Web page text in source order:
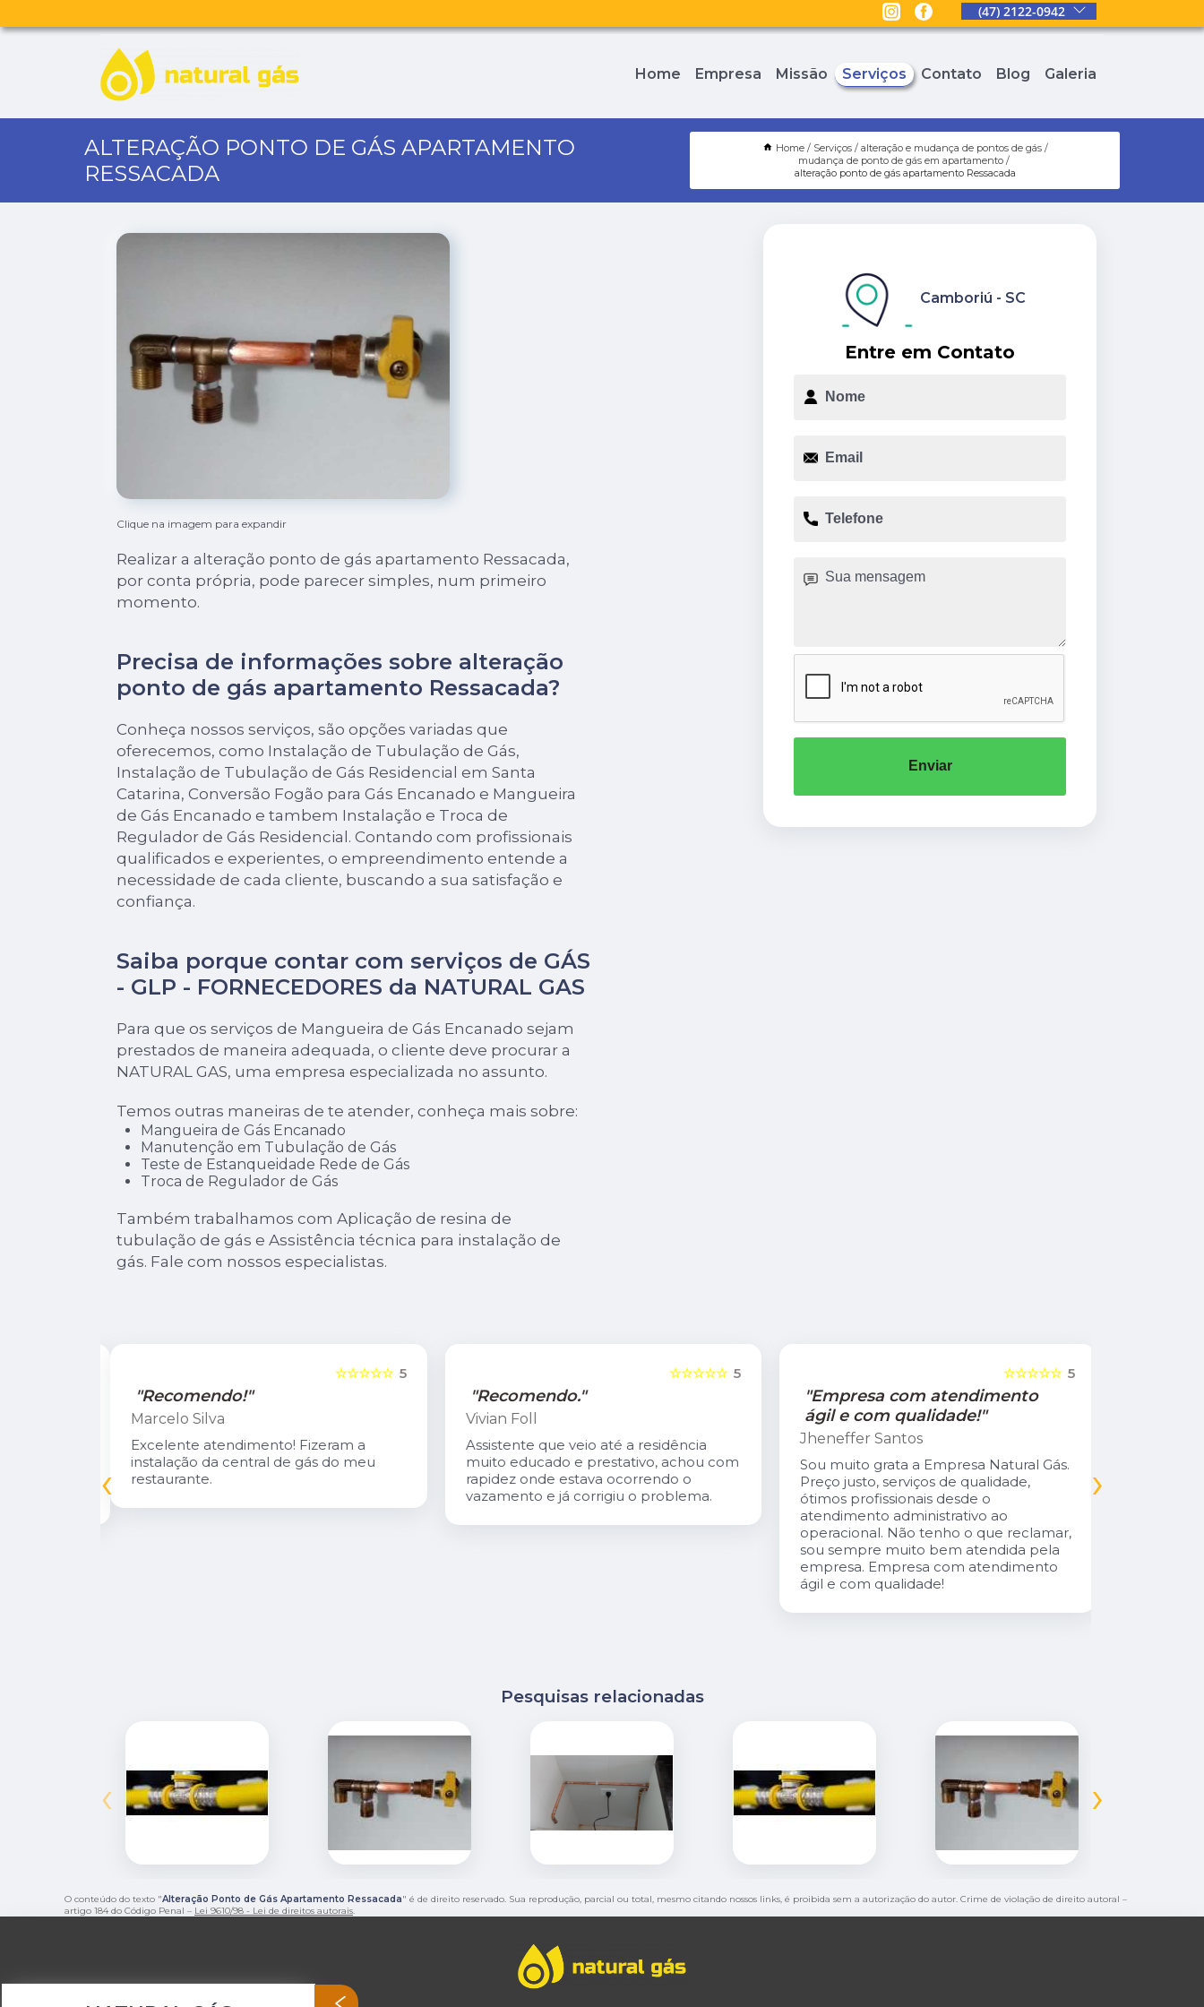
(47) 2122-0942
Home Empresa Missão Serviços Contato Blog Galeria
ALTERAÇÃO PONTO DE GÁS APARTAMENTO
RESSACADA
Home Serviços
alteração e mudança de pontos de gás
mudança de ponto de gás em apartamento
alteração ponto de gás apartamento Ressacada
Clique na imagem para expandir
Realizar a alteração ponto de gás apartamento Ressacada,
por conta própria, pode parecer simples, num primeiro
momento.
Precisa de informações sobre alteração
ponto de gás apartamento Ressacada?
Conheça nossos serviços, são opções variadas que
oferecemos, como Instalação de Tubulação de Gás,
Instalação de Tubulação de Gás Residencial em Santa
Catarina, Conversão Fogão para Gás Encanado e Mangueira
de Gás Encanado e tambem Instalação e Troca de
Regulador de Gás Residencial. Contando com profissionais
qualificados e experientes, o empreendimento entende a
necessidade de cada cliente, buscando a sua satisfação e
confiança.
Saiba porque contar com serviços de GÁS
- GLP - FORNECEDORES da NATURAL GAS
Para que os serviços de Mangueira de Gás Encanado sejam
prestados de maneira adequada, o cliente deve procurar a
NATURAL GAS, uma empresa especializada no assunto.
Temos outras maneiras de te atender, conheça mais sobre:
Mangueira de Gás Encanado
Manutenção em Tubulação de Gás
Teste de Estanqueidade Rede de Gás
Troca de Regulador de Gás
Também trabalhamos com Aplicação de resina de
tubulação de gás e Assistência técnica para instalação de
gás. Fale com nossos especialistas.
Entre em Contato
Camboriú - SC
Enviar
5
☆☆☆☆☆
"Recomendo!"
Marcelo Silva
Excelente atendimento! Fizeram a
instalação da central de gás do meu
restaurante.
5
☆☆☆☆☆
"Recomendo."
Vivian Foll
Assistente que veio até a residência
muito educado e prestativo, achou com
rapidez onde estava ocorrendo o
vazamento e já corrigiu o problema.
5
☆☆☆☆☆
"Empresa com atendimento
ágil e com qualidade!"
Jheneffer Santos
Sou muito grata a Empresa Natural Gás.
Preço justo, serviços de qualidade,
ótimos profissionais desde o
atendimento administrativo ao
operacional. Não tenho o que reclamar,
sou sempre muito bem atendida pela
empresa. Empresa com atendimento
ágil e com qualidade!
‹ ›
Pesquisas relacionadas
‹ ›
O conteúdo do texto "Alteração Ponto de Gás Apartamento Ressacada" é de direito reservado. Sua reprodução, parcial ou total, mesmo citando nossos links, é proibida sem a autorização do autor. Crime de violação de direito autoral –
artigo 184 do Código Penal – Lei 9610/98 - Lei de direitos autorais.